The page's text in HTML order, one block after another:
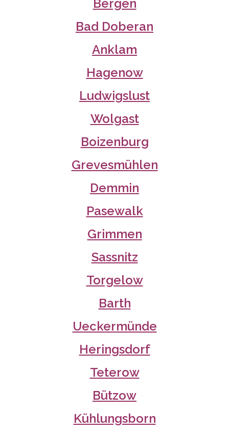
Bergen
Bad Doberan
Anklam
Hagenow
Ludwigslust
Wolgast
Boizenburg
Grevesmühlen
Demmin
Pasewalk
Grimmen
Sassnitz
Torgelow
Barth
Ueckermünde
Heringsdorf
Teterow
Bützow
Kühlungsborn